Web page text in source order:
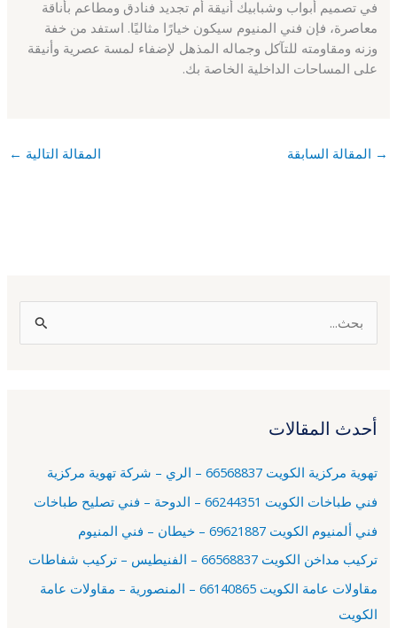
في تصميم أبواب وشبابيك أنيقة أم تجديد فنادق ومطاعم بأناقة
معاصرة، فإن فني المنيوم سيكون خيارًا مثاليًا. استفد من خفة
وزنه ومقاومته للتآكل وجماله المذهل لإضفاء لمسة عصرية وأنيقة
على المساحات الداخلية الخاصة بك.
→ المقالة السابقة المقالة التالية ←
ث
ن
:
أحدث المقالات
تهوية مركزية الكويت 66568837 – الري – شركة تهوية مركزية
فني طباخات الكويت 66244351 – الدوحة – فني تصليح طباخات
فني ألمنيوم الكويت 69621887 – خيطان – فني المنيوم
تركيب مداخن الكويت 66568837 – الفنيطيس – تركيب شفاطات
مقاولات عامة الكويت 66140865 – المنصورية – مقاولات عامة
الكويت